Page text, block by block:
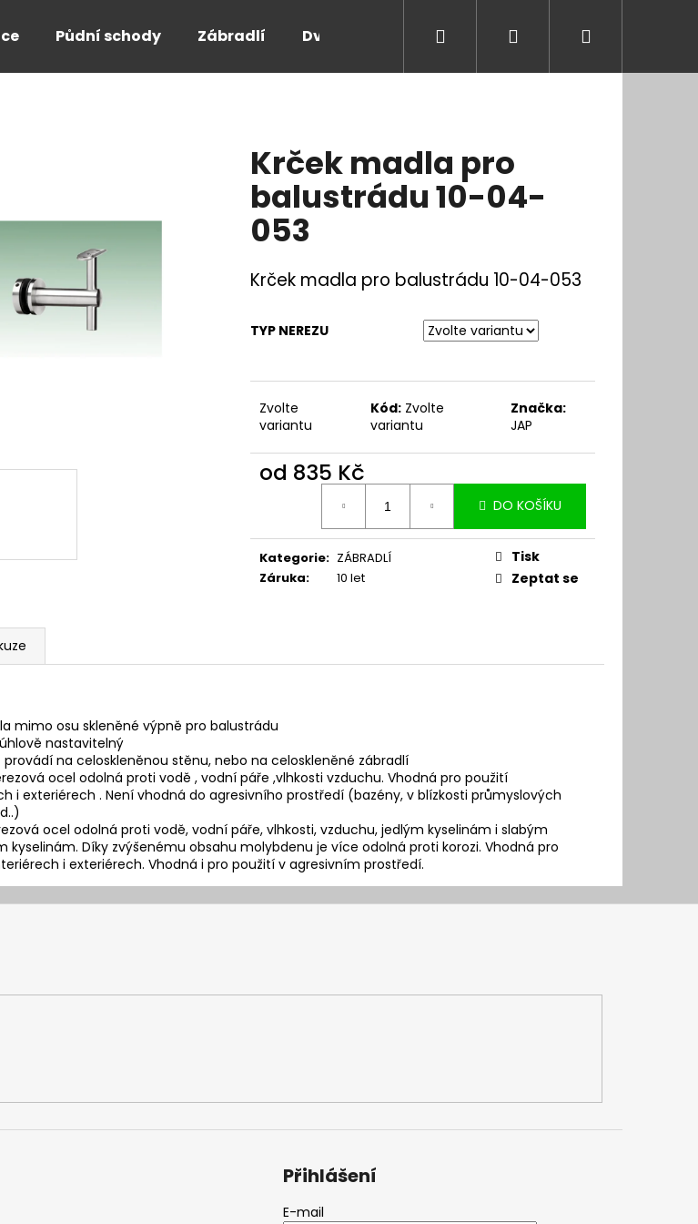
Půdní schody Zábradlí Dveře a zárubně Kontakt Blog
Přihlášení
Krček madla pro
balustrádu 10-04-
053
Krček madla pro balustrádu 10-04-053
TYP NEREZU
Zvolte
variantu
Kód: Zvolte
variantu
Značka:
JAP
od 835 Kč
DO KOŠÍKU
Kategorie: ZÁBRADLÍ
Záruka: 10 let
Tisk
Zeptat se
mimo osu skleněné výpně pro balustrádu
nastavitelný
na celoskleněnou stěnu, nebo na celoskleněné zábradlí
ocel odolná proti vodě , vodní páře ,vlhkosti vzduchu. Vhodná pro použití
i exteriérech . Není vhodná do agresivního prostředí (bazény, v blízkosti průmyslových
ocel odolná proti vodě, vodní páře, vlhkosti, vzduchu, jedlým kyselinám i slabým
kyselinám. Díky zvýšenému obsahu molybdenu je více odolná proti korozi. Vhodná pro
i exteriérech. Vhodná i pro použití v agresivním prostředí.
najít?
Přihlášení
E-mail